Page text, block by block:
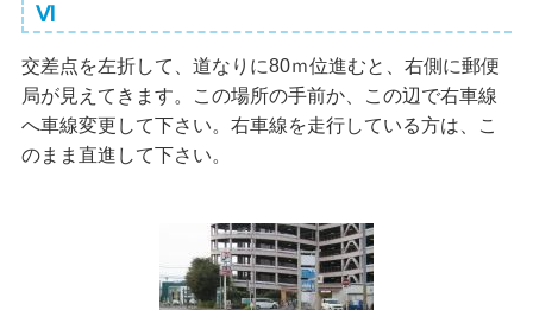
Ⅵ
交差点を左折して、道なりに80ｍ位進むと、右側に郵便
局が見えてきます。この場所の手前か、この辺で右車線
へ車線変更して下さい。右車線を走行している方は、こ
のまま直進して下さい。